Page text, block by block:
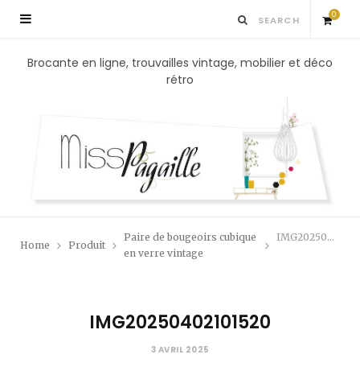
0
S
p
Brocante en ligne, trouvailles vintage, mobilier et déco
rétro
Home Produit
Paire de bougeoirs cubique
en verre vintage
IMG20250402101520
IMG20250402101520
3 AVRIL 2025